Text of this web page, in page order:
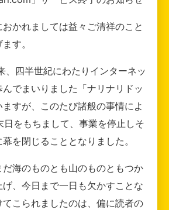
かれましては益々ご清祥のこと
す。
、四半世紀にわたりインターネッ
んでまいりました「ナリナリドッ
ますが、このたび諸般の事情によ
をもちまして、事業を停止しそ
を閉じることとなりました。
海のものとも山のものともつか
、今日まで一日も欠かすことな
てこられましたのは、偏に読者の